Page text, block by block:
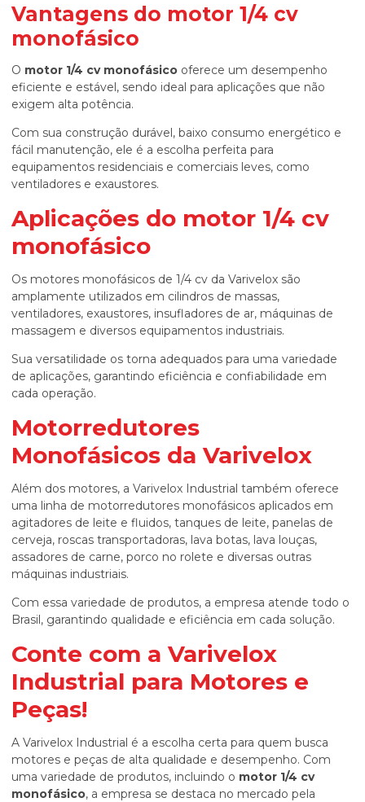
Vantagens do motor 1/4 cv
monofásico
O motor 1/4 cv monofásico oferece um desempenho
eficiente e estável, sendo ideal para aplicações que não
exigem alta potência.
Com sua construção durável, baixo consumo energético e
fácil manutenção, ele é a escolha perfeita para
equipamentos residenciais e comerciais leves, como
ventiladores e exaustores.
Aplicações do motor 1/4 cv
monofásico
Os motores monofásicos de 1/4 cv da Varivelox são
amplamente utilizados em cilindros de massas,
ventiladores, exaustores, insufladores de ar, máquinas de
massagem e diversos equipamentos industriais.
Sua versatilidade os torna adequados para uma variedade
de aplicações, garantindo eficiência e confiabilidade em
cada operação.
Motorredutores
Monofásicos da Varivelox
Além dos motores, a Varivelox Industrial também oferece
uma linha de motorredutores monofásicos aplicados em
agitadores de leite e fluidos, tanques de leite, panelas de
cerveja, roscas transportadoras, lava botas, lava louças,
assadores de carne, porco no rolete e diversas outras
máquinas industriais.
Com essa variedade de produtos, a empresa atende todo o
Brasil, garantindo qualidade e eficiência em cada solução.
Conte com a Varivelox
Industrial para Motores e
Peças!
A Varivelox Industrial é a escolha certa para quem busca
motores e peças de alta qualidade e desempenho. Com
uma variedade de produtos, incluindo o motor 1/4 cv
monofásico, a empresa se destaca no mercado pela